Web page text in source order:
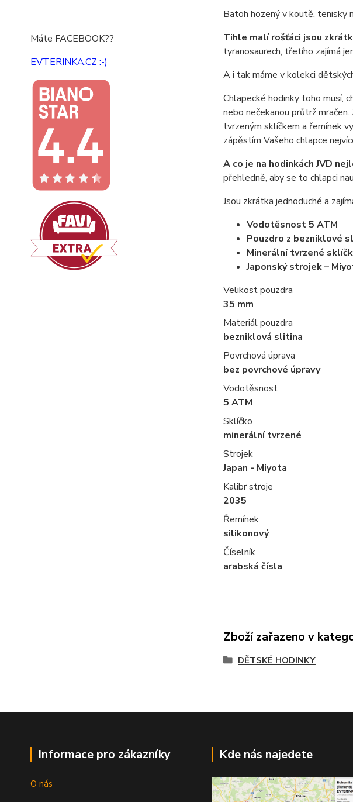
Máte FACEBOOK??
EVTERINKA.CZ :-)
Batoh hozený v koutě, tenisky
Tihle malí rošťáci jsou
tyranosaurech, třetího zajímá
A i tak máme v kolekci
Chlapecké hodinky toho musí,
nebo nečekanou průtrž
tvrzeným sklíčkem a řemínek
zápěstím Vašeho chlapce
A co je na hodinkách JVD
přehledně, aby se to chlapci
Jsou zkrátka jednoduché a
Vodotěsnost 5 ATM
Pouzdro z bezniklové
Minerální tvrzené
Japonský strojek –
Velikost pouzdra
35 mm
Materiál pouzdra
bezniklová slitina
Povrchová úprava
bez povrchové úpravy
Vodotěsnost
5 ATM
Sklíčko
minerální tvrzené
Strojek
Japan - Miyota
Kalibr stroje
2035
Řemínek
silikonový
Číselník
arabská čísla
Zboží zařazeno v
DĚTSKÉ HODINKY
Informace pro zákazníky
O nás
Kde nás najedete